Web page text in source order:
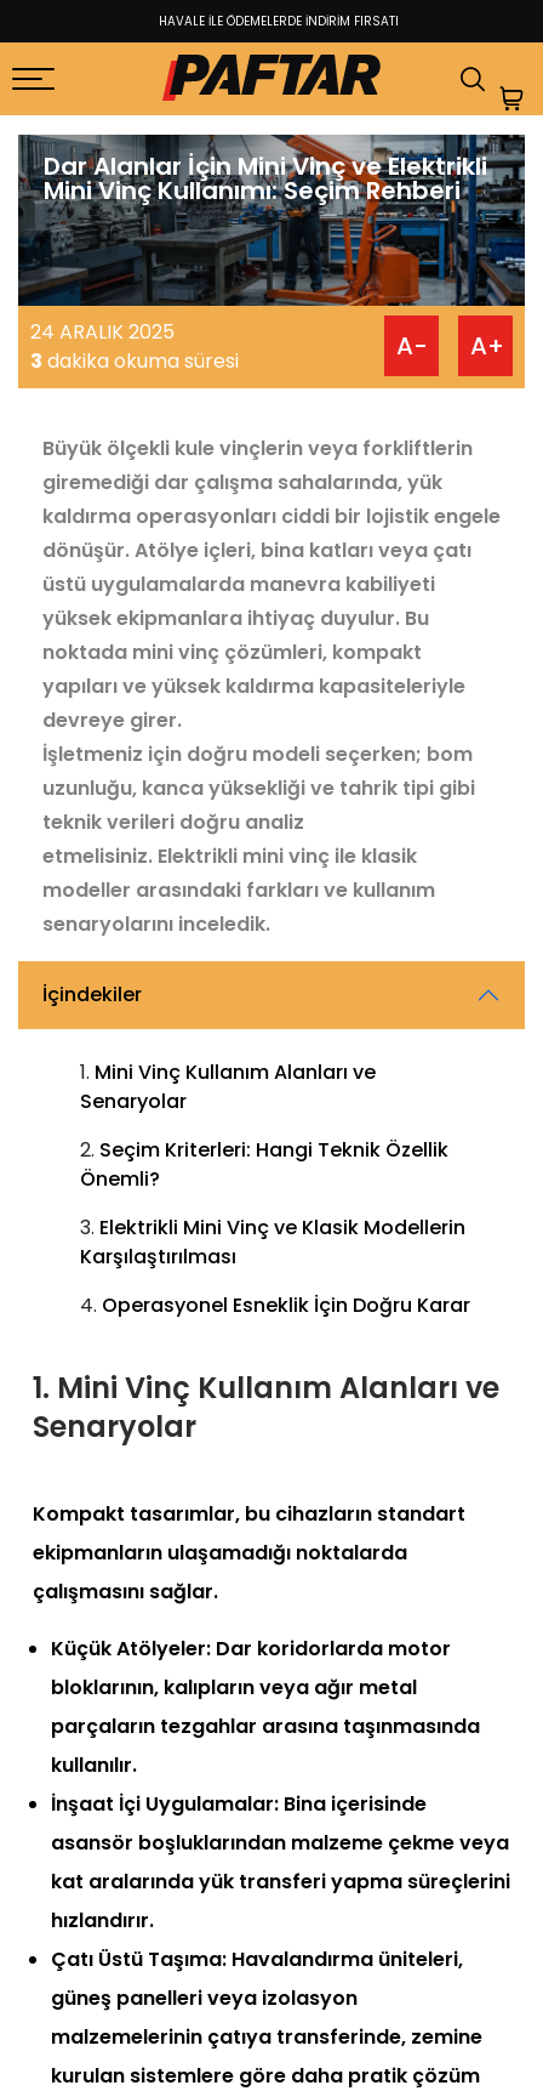
HAVALE İLE ÖDEMELERDE İNDİRİM FIRSATI​
Dar Alanlar İçin Mini Vinç ve Elektrikli
Mini Vinç Kullanımı: Seçim Rehberi
24 ARALIK 2025
3 dakika okuma süresi A- A+
Büyük ölçekli kule vinçlerin veya forkliftlerin
giremediği dar çalışma sahalarında, yük
kaldırma operasyonları ciddi bir lojistik engele
dönüşür. Atölye içleri, bina katları veya çatı
üstü uygulamalarda manevra kabiliyeti
yüksek ekipmanlara ihtiyaç duyulur. Bu
noktada mini vinç çözümleri, kompakt
yapıları ve yüksek kaldırma kapasiteleriyle
devreye girer.
İşletmeniz için doğru modeli seçerken; bom
uzunluğu, kanca yüksekliği ve tahrik tipi gibi
teknik verileri doğru analiz
etmelisiniz. Elektrikli mini vinç ile klasik
modeller arasındaki farkları ve kullanım
senaryolarını inceledik.
İçindekiler
Mini Vinç Kullanım Alanları ve
Senaryolar
Seçim Kriterleri: Hangi Teknik Özellik
Önemli?
Elektrikli Mini Vinç ve Klasik Modellerin
Karşılaştırılması
Operasyonel Esneklik İçin Doğru Karar
1. Mini Vinç Kullanım Alanları ve
Senaryolar
Kompakt tasarımlar, bu cihazların standart
ekipmanların ulaşamadığı noktalarda
çalışmasını sağlar.
Küçük Atölyeler: Dar koridorlarda motor
bloklarının, kalıpların veya ağır metal
parçaların tezgahlar arasına taşınmasında
kullanılır.
İnşaat İçi Uygulamalar: Bina içerisinde
asansör boşluklarından malzeme çekme veya
kat aralarında yük transferi yapma süreçlerini
hızlandırır.
Çatı Üstü Taşıma: Havalandırma üniteleri,
güneş panelleri veya izolasyon
malzemelerinin çatıya transferinde, zemine
kurulan sistemlere göre daha pratik çözüm